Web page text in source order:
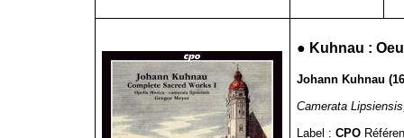
● Kuhnau :
Johann Kuhnau
Camerata
Label : CPO